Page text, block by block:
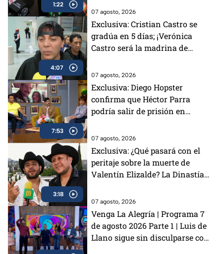
1:22
07 agosto, 2026
4:07
Exclusiva: Cristian Castro se
gradúa en 5 días; ¡Verónica
Castro será la madrina de
07 agosto, 2026
7:53
Exclusiva: Diego Hopster
confirma que Héctor Parra
podría salir de prisión en
apoyo a Daniela en MasterChef
24/7
07 agosto, 2026
3:18
Exclusiva: ¿Qué pasará con el
peritaje sobre la muerte de
Valentín Elizalde? La Dinastía
07 agosto, 2026
Venga La Alegría | Programa 7
de agosto 2026 Parte 1 | Luis de
Llano sigue sin disculparse con